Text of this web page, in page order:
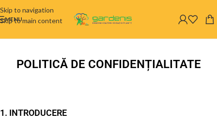
Skip to navigation
Skip to main content
MENU
POLITICĂ DE CONFIDENȚIALITATE
1. INTRODUCERE